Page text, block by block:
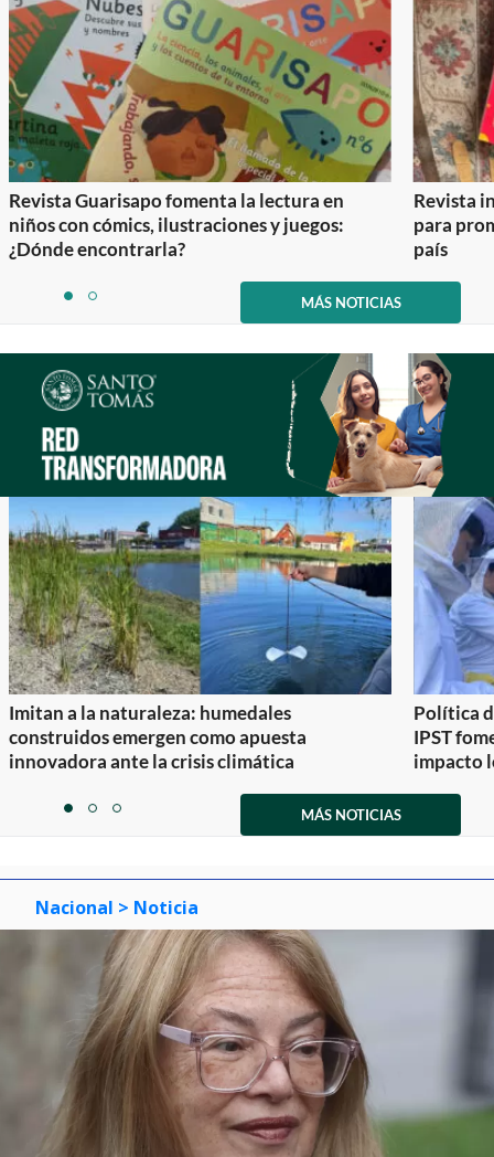
Revista Guarisapo fomenta la lectura en
niños con cómics, ilustraciones y juegos:
¿Dónde encontrarla?
Revista
para
país
itemitem
2
MÁS NOTICIAS
Imitan a la naturaleza: humedales
construidos emergen como apuesta
innovadora ante la crisis climática
Política
IPST
impacto
itemitemitem
MÁS NOTICIAS
Nacional > Noticia